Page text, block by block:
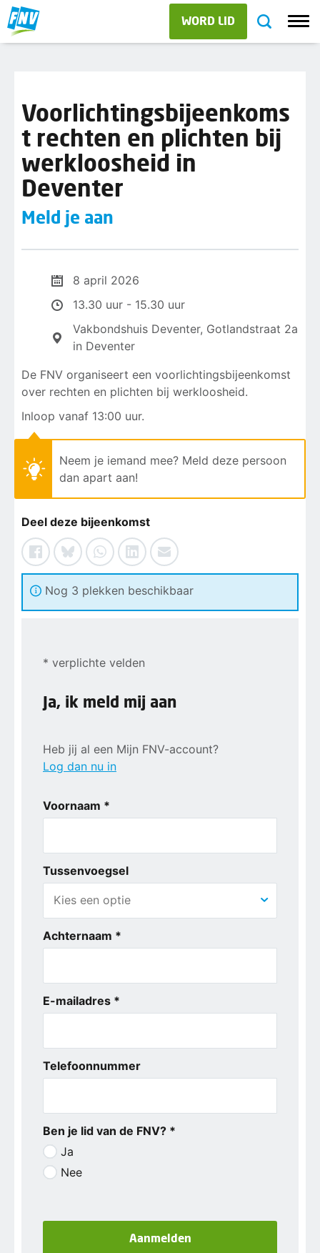
WORD LID
Voorlichtingsbijeenkoms
t rechten en plichten bij
werkloosheid in
Deventer
Meld je aan
8 april 2026
13.30 uur - 15.30 uur
Vakbondshuis Deventer, Gotlandstraat 2a
in Deventer
De FNV organiseert een voorlichtingsbijeenkomst
over rechten en plichten bij werkloosheid.
Inloop vanaf 13:00 uur.
Neem je iemand mee? Meld deze persoon
dan apart aan!
Deel deze bijeenkomst
Nog 3 plekken beschikbaar
* verplichte velden
Ja, ik meld mij aan
Heb jij al een Mijn FNV-account?
Log dan nu in
Voornaam *
Tussenvoegsel
Achternaam *
E-mailadres *
Telefoonnummer
Ben je lid van de FNV? *
Ja
Nee
Aanmelden